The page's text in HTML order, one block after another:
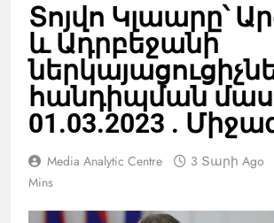
Տոյվո Կլաարը՝
և Ադրբեջանի
հանդիպման
01.03.2023 .
Media Analytic Centre 3 Տարի Ago
Mins